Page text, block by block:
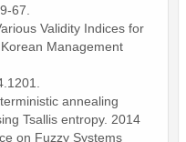
67.
Validity Indices for
Management
annealing
Tsallis entropy. 2014
on Fuzzy Systems